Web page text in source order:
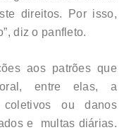
direitos. Por isso,
diz o panfleto.
aos patrões que
entre elas, a
ou danos
e multas diárias.